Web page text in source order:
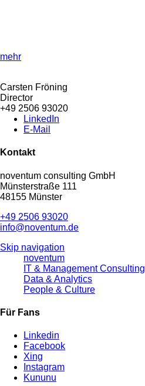
mehr
Carsten Fröning
Director
+49 2506 93020
LinkedIn
E-Mail
Kontakt
noventum consulting GmbH
Münsterstraße 111
48155 Münster
+49 2506 93020
info@noventum.de
Skip navigation
noventum
IT & Management Consulting
Data & Analytics
People & Culture
Für Fans
Linkedin
Facebook
Xing
Instagram
Kununu